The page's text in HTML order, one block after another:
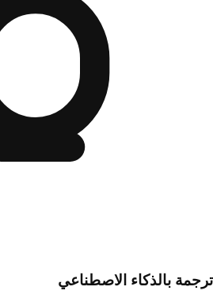
ترجمة بالذكاء الاصطناعي